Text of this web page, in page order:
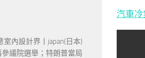
汽車
室內設計界丨japan(日本)
議院選舉；特朗普當局